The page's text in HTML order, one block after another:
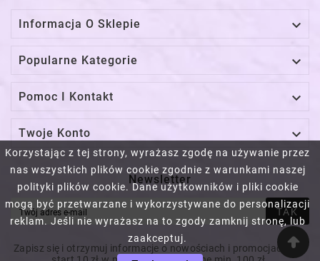
Korzystając z tej strony, wyrażasz zgodę na używanie przez
nas wszystkich plików cookie zgodnie z warunkami naszej
polityki plików cookie. Dane użytkowników i pliki cookie
mogą być przetwarzane i wykorzystywane do personalizacji
reklam. Jeśli nie wyrażasz na to zgody zamknij stronę, lub
zaakceptuj.
Informacja O Sklepie 
Popularne Kategorie 
Pomoc I Kontakt 
Twoje Konto 
Newsletter
TAK
Zapisz się i otrzymuj informacje o nowościach i promocjach! Na